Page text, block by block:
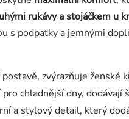
rukávy a stojáčkem u
s podpatky a jemnými
zvýrazňuje ženské
pro chladnější dny, dodávají
a stylový detail, který